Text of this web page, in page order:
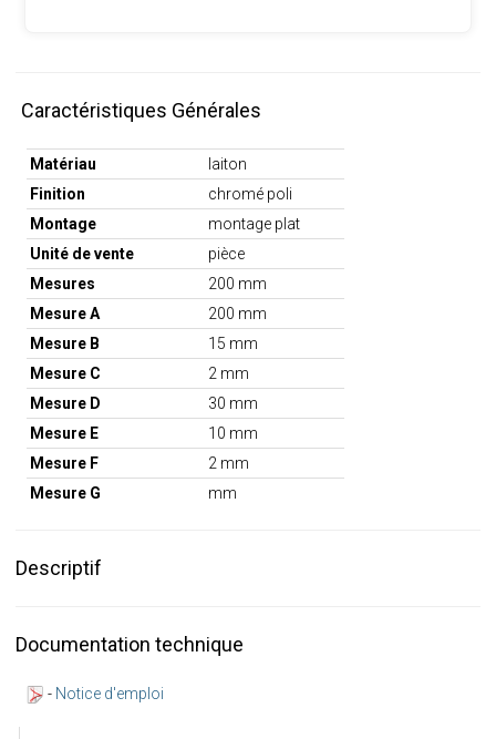
Caractéristiques Générales
Matériau
laiton
Finition
chromé poli
Montage
montage plat
Unité de vente
pièce
Mesures
200 mm
Mesure A
200 mm
Mesure B
15 mm
Mesure C
2 mm
Mesure D
30 mm
Mesure E
10 mm
Mesure F
2 mm
Mesure G
mm
Descriptif
Documentation technique
- Notice d'emploi